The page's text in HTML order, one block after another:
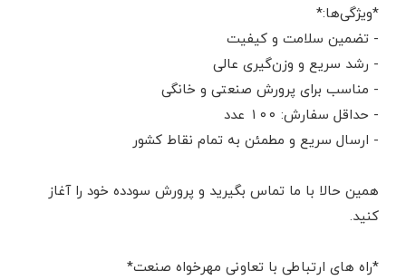
*ویژگی‌ها:*
- تضمین سلامت و کیفیت
- رشد سریع و وزن‌گیری عالی
- مناسب برای پرورش صنعتی و خانگی
- حداقل سفارش: ۱۰۰ عدد
- ارسال سریع و مطمئن به تمام نقاط کشور
همین حالا با ما تماس بگیرید و پرورش سودده خود را آغاز
کنید.
*راه های ارتباطی با تعاونی مهرخواه صنعت*